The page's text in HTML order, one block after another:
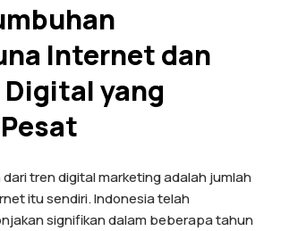
Internet dan
yang
tren digital marketing adalah jumlah
itu sendiri. Indonesia telah
signifikan dalam beberapa tahun